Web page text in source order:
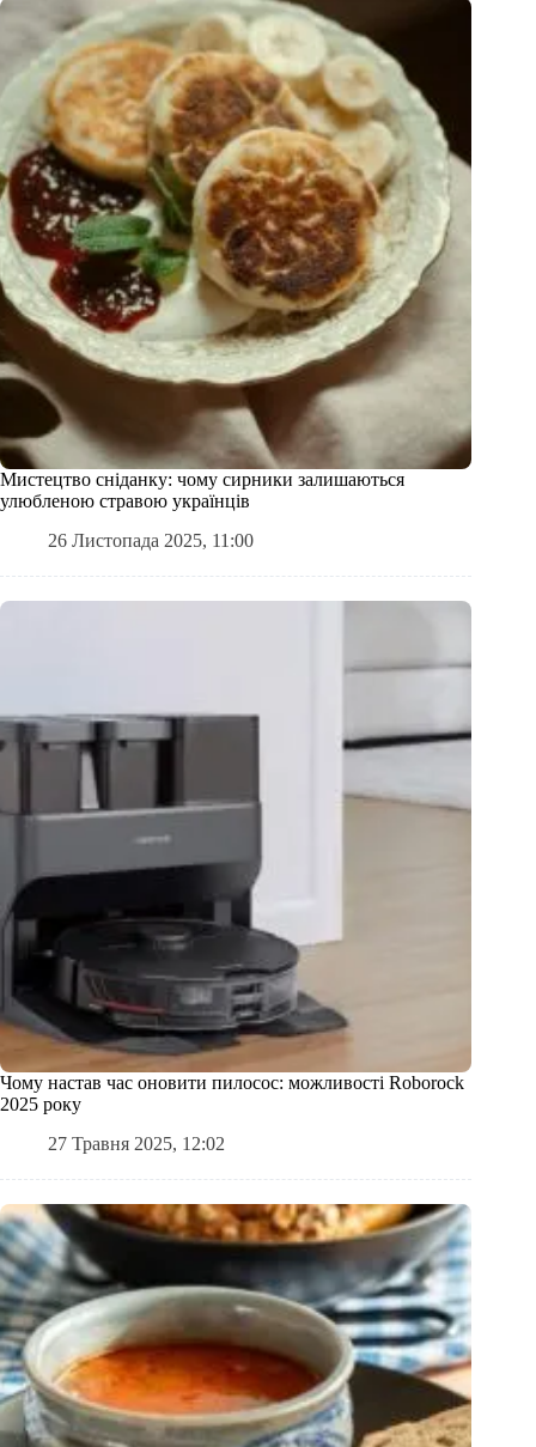
Мистецтво сніданку: чому сирники залишаються
улюбленою стравою українців
26 Листопада 2025, 11:00
Чому настав час оновити пилосос: можливості Roborock
2025 року
27 Травня 2025, 12:02